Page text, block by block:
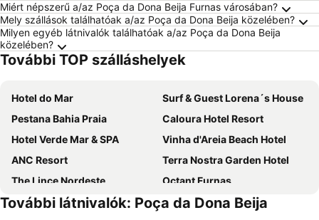
Miért népszerű a/az Poça da Dona Beija Furnas városában?
Mely szállások találhatóak a/az Poça da Dona Beija közelében?
Milyen egyéb látnivalók találhatóak a/az Poça da Dona Beija
közelében?
További TOP szálláshelyek
Hotel do Mar
Surf & Guest Lorena´s House
Pestana Bahia Praia
Caloura Hotel Resort
Hotel Verde Mar & SPA
Vinha d'Areia Beach Hotel
ANC Resort
Terra Nostra Garden Hotel
The Lince Nordeste
Octant Furnas
Vista do Vale - Hotel
Residencia Bem Estar Dona Adelina
További látnivalók: Poça da Dona Beija